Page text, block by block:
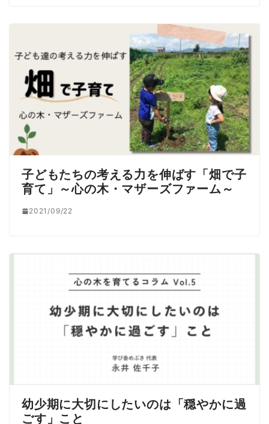
子どもたちの考える力を伸ばす「畑で子
育て」～心の木・マザーズファーム～
2021/09/22
幼少期に大切にしたいのは「穏やかに過
ごす」こと